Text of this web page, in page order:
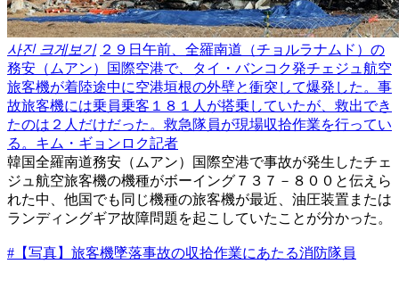
사진 크게보기 ２９日午前、全羅南道（チョルラナムド）の
務安（ムアン）国際空港で、タイ・バンコク発チェジュ航空
旅客機が着陸途中に空港垣根の外壁と衝突して爆発した。事
故旅客機には乗員乗客１８１人が搭乗していたが、救出でき
たのは２人だけだった。救急隊員が現場収拾作業を行ってい
る。キム・ギョンロク記者
韓国全羅南道務安（ムアン）国際空港で事故が発生したチェ
ジュ航空旅客機の機種がボーイング７３７－８００と伝えら
れた中、他国でも同じ機種の旅客機が最近、油圧装置または
ランディングギア故障問題を起こしていたことが分かった。
#【写真】旅客機墜落事故の収拾作業にあたる消防隊員